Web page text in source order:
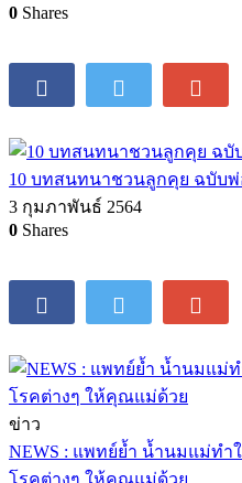
0 Shares
10 บทสนทนาชวนลูกคุย ฉบับ
3 กุมภาพันธ์ 2564
0 Shares
ข่าว
NEWS : แพทย์ย้ำ น้ำนมแม่ทำ
โรคต่างๆ ให้คุณแม่ด้วย